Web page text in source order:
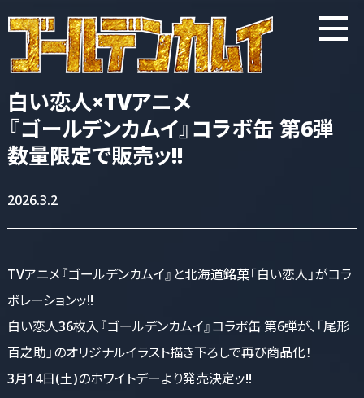
白い恋人×TVアニメ
『ゴールデンカムイ』コラボ缶 第6弾
数量限定で販売ッ!!
2026.3.2
TVアニメ『ゴールデンカムイ』と北海道銘菓「白い恋人」がコラ
ボレーションッ!!
白い恋人36枚入『ゴールデンカムイ』コラボ缶 第6弾が、「尾形
百之助」のオリジナルイラスト描き下ろしで再び商品化！
3月14日(土)のホワイトデーより発売決定ッ!!